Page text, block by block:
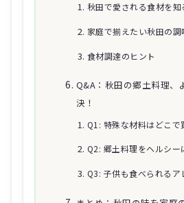
秋田で愛される食材を知
家庭で揃えたい秋田の調
食材調達のヒント
Q&A：秋田の郷土料理、
決！
Q1: 特殊な材料はどこで
Q2: 郷土料理をヘルシー
Q3: 子供も食べられるア